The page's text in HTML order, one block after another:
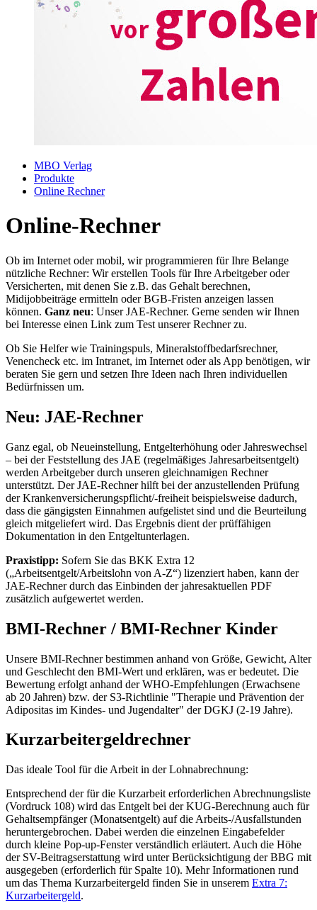
MBO Verlag
Produkte
Online Rechner
Online-Rechner
Ob im Internet oder mobil, wir programmieren für Ihre Belange
nützliche Rechner: Wir erstellen Tools für Ihre Arbeitgeber oder
Versicherten, mit denen Sie z.B. das Gehalt berechnen,
Midijobbeiträge ermitteln oder BGB-Fristen anzeigen lassen
können. Ganz neu: Unser JAE-Rechner. Gerne senden wir Ihnen
bei Interesse einen Link zum Test unserer Rechner zu.
Ob Sie Helfer wie Trainingspuls, Mineralstoffbedarfsrechner,
Venencheck etc. im Intranet, im Internet oder als App benötigen, wir
beraten Sie gern und setzen Ihre Ideen nach Ihren individuellen
Bedürfnissen um.
Neu: JAE-Rechner
Ganz egal, ob Neueinstellung, Entgelterhöhung oder Jahreswechsel
– bei der Feststellung des JAE (regelmäßiges Jahresarbeitsentgelt)
werden Arbeitgeber durch unseren gleichnamigen Rechner
unterstützt. Der JAE-Rechner hilft bei der anzustellenden Prüfung
der Krankenversicherungspflicht/-freiheit beispielsweise dadurch,
dass die gängigsten Einnahmen aufgelistet sind und die Beurteilung
gleich mitgeliefert wird. Das Ergebnis dient der prüffähigen
Dokumentation in den Entgeltunterlagen.
Praxistipp: Sofern Sie das BKK Extra 12
(„Arbeitsentgelt/Arbeitslohn von A-Z“) lizenziert haben, kann der
JAE-Rechner durch das Einbinden der jahresaktuellen PDF
zusätzlich aufgewertet werden.
BMI-Rechner / BMI-Rechner Kinder
Unsere BMI-Rechner bestimmen anhand von Größe, Gewicht, Alter
und Geschlecht den BMI-Wert und erklären, was er bedeutet. Die
Bewertung erfolgt anhand der WHO-Empfehlungen (Erwachsene
ab 20 Jahren) bzw. der S3-Richtlinie "Therapie und Prävention der
Adipositas im Kindes- und Jugendalter" der DGKJ (2-19 Jahre).
Kurzarbeitergeldrechner
Das ideale Tool für die Arbeit in der Lohnabrechnung:
Entsprechend der für die Kurzarbeit erforderlichen Abrechnungsliste
(Vordruck 108) wird das Entgelt bei der KUG-Berechnung auch für
Gehaltsempfänger (Monatsentgelt) auf die Arbeits-/Ausfallstunden
heruntergebrochen. Dabei werden die einzelnen Eingabefelder
durch kleine Pop-up-Fenster verständlich erläutert. Auch die Höhe
der SV-Beitragserstattung wird unter Berücksichtigung der BBG mit
ausgegeben (erforderlich für Spalte 10). Mehr Informationen rund
um das Thema Kurzarbeitergeld finden Sie in unserem Extra 7:
Kurzarbeitergeld.